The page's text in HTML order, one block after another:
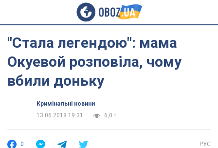
"Стала легендою": мама
Окуевой розповіла, чому
вбили доньку
Кримінальні новини
13.06.2018 19:31
6,0 т.
0 РУС